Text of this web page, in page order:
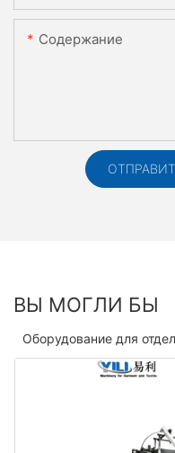
Содержание
ВЫ МОГЛИ БЫ
Оборудование для